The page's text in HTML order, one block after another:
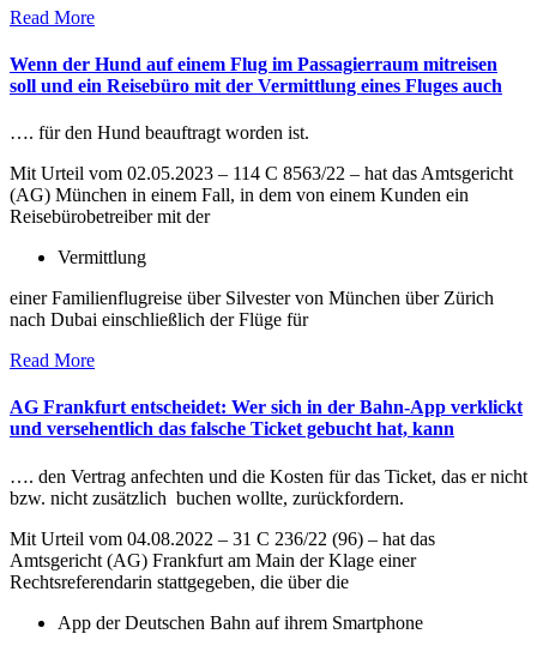
Read More
Wenn der Hund auf einem Flug im Passagierraum mitreisen
soll und ein Reisebüro mit der Vermittlung eines Fluges auch
…. für den Hund beauftragt worden ist.
Mit Urteil vom 02.05.2023 – 114 C 8563/22 – hat das Amtsgericht
(AG) München in einem Fall, in dem von einem Kunden ein
Reisebürobetreiber mit der
Vermittlung
einer Familienflugreise über Silvester von München über Zürich
nach Dubai einschließlich der Flüge für
Read More
AG Frankfurt entscheidet: Wer sich in der Bahn-App verklickt
und versehentlich das falsche Ticket gebucht hat, kann
…. den Vertrag anfechten und die Kosten für das Ticket, das er nicht
bzw. nicht zusätzlich buchen wollte, zurückfordern.
Mit Urteil vom 04.08.2022 – 31 C 236/22 (96) – hat das
Amtsgericht (AG) Frankfurt am Main der Klage einer
Rechtsreferendarin stattgegeben, die über die
App der Deutschen Bahn auf ihrem Smartphone